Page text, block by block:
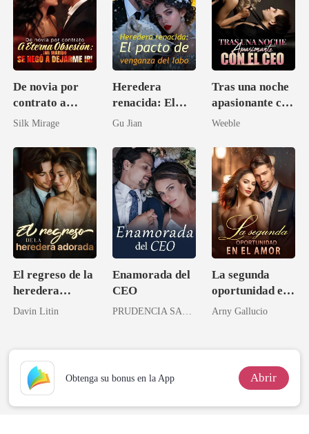
De novia por
contrato a
eterna obsesión:
negó a dejarme
ir!
Silk Mirage
Heredera
renacida: El
pacto de
lobo
Gu Jian
Tras una noche
apasionante con
el CEO
Weeble
El regreso de la
heredera
adorada
Davin Litin
Enamorada del
CEO
La segunda
oportunidad en
el amor
Arny Gallucio
Obtenga su bonus en la App Abrir